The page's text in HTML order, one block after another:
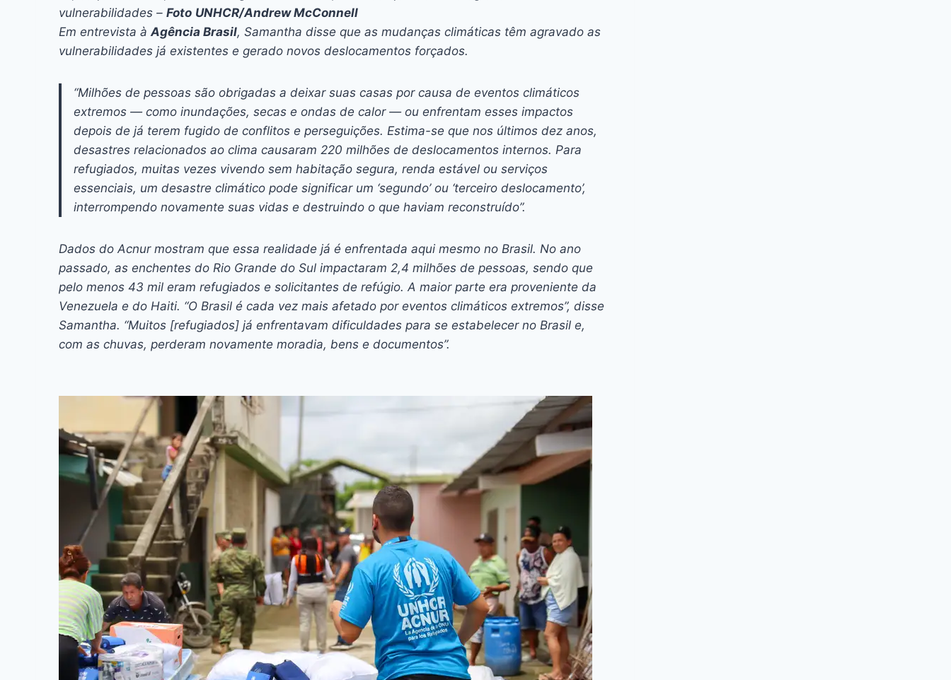
vulnerabilidades – Foto UNHCR/Andrew McConnell
Em entrevista àAgência Brasil, Samantha disse que as mudanças climáticas têm agravado as
vulnerabilidades já existentes e gerado novos deslocamentos forçados.
“Milhões de pessoas são obrigadas a deixar suas casas por causa de eventos climáticos
extremos — como inundações, secas e ondas de calor — ou enfrentam esses impactos
depois de já terem fugido de conflitos e perseguições. Estima-se que nos últimos dez anos,
desastres relacionados ao clima causaram 220 milhões de deslocamentos internos. Para
refugiados, muitas vezes vivendo sem habitação segura, renda estável ou serviços
essenciais, um desastre climático pode significar um ‘segundo’ ou ‘terceiro deslocamento’,
interrompendo novamente suas vidas e destruindo o que haviam reconstruído”.
Dados do Acnur mostram que essa realidade já é enfrentada aqui mesmo no Brasil. No ano
passado, as enchentes do Rio Grande do Sul impactaram 2,4 milhões de pessoas, sendo que
pelo menos 43 mil eram refugiados e solicitantes de refúgio. A maior parte era proveniente da
Venezuela e do Haiti. “O Brasil é cada vez mais afetado por eventos climáticos extremos”, disse
Samantha. “Muitos [refugiados] já enfrentavam dificuldades para se estabelecer no Brasil e,
com as chuvas, perderam novamente moradia, bens e documentos”.